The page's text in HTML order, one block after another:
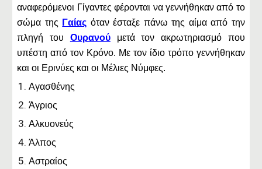
αναφερόμενοι Γίγαντες φέρονται να γεννήθηκαν από το
σώμα της Γαίας όταν έσταξε πάνω της αίμα από την
πληγή του Ουρανούμετά τον ακρωτηριασμό που
υπέστη από τον Κρόνο. Με τον ίδιο τρόπο γεννήθηκαν
και οι Ερινύες και οι Μέλιες Νύμφες.
Αγασθένης
Άγριος
Αλκυονεύς
Άλπος
Αστραίος